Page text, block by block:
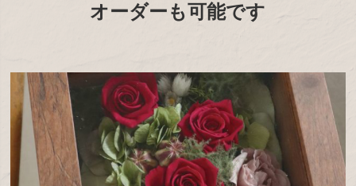
オーダーも可能です